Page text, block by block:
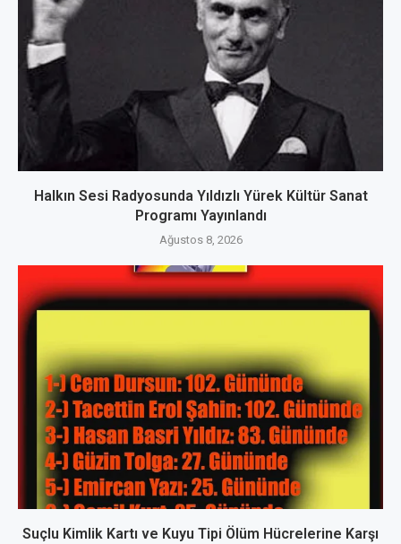
Halkın Sesi Radyosunda Yıldızlı Yürek Kültür Sanat
Programı Yayınlandı
Ağustos 8, 2026
Suçlu Kimlik Kartı ve Kuyu Tipi Ölüm Hücrelerine Karşı